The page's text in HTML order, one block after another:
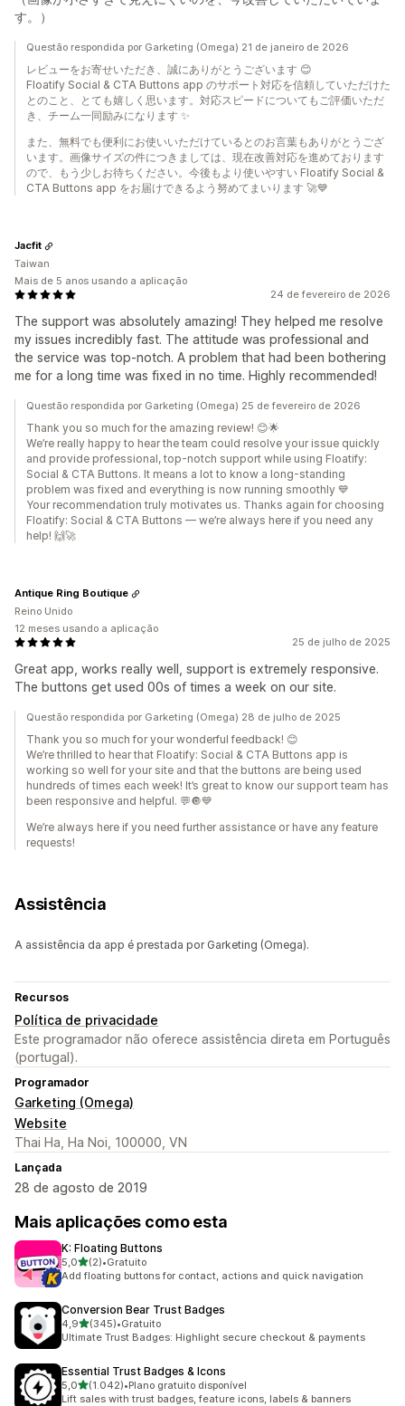
す。）
Questão respondida por Garketing (Omega) 21 de janeiro de 2026
レビューをお寄せいただき、誠にありがとうございます 😊
Floatify Social & CTA Buttons app のサポート対応を信頼していただけた
とのこと、とても嬉しく思います。対応スピードについてもご評価いただ
き、チーム一同励みになります ✨
また、無料でも便利にお使いいただけているとのお言葉もありがとうござ
います。画像サイズの件につきましては、現在改善対応を進めております
ので、もう少しお待ちください。今後もより使いやすい Floatify Social &
CTA Buttons app をお届けできるよう努めてまいります 🚀💙
24 de fevereiro de 2026
The support was absolutely amazing! They helped me resolve
my issues incredibly fast. The attitude was professional and
the service was top-notch. A problem that had been bothering
me for a long time was fixed in no time. Highly recommended!
Jacfit
Taiwan
Mais de 5 anos usando a aplicação
Questão respondida por Garketing (Omega) 25 de fevereiro de 2026
Thank you so much for the amazing review! 😊🌟
We’re really happy to hear the team could resolve your issue quickly
and provide professional, top-notch support while using Floatify:
Social & CTA Buttons. It means a lot to know a long-standing
problem was fixed and everything is now running smoothly 💙
Your recommendation truly motivates us. Thanks again for choosing
Floatify: Social & CTA Buttons — we’re always here if you need any
help! 🙌🚀
25 de julho de 2025
Great app, works really well, support is extremely responsive.
The buttons get used 00s of times a week on our site.
Antique Ring Boutique
Reino Unido
12 meses usando a aplicação
Questão respondida por Garketing (Omega) 28 de julho de 2025
Thank you so much for your wonderful feedback! 😊
We’re thrilled to hear that Floatify: Social & CTA Buttons app is
working so well for your site and that the buttons are being used
hundreds of times each week! It’s great to know our support team has
been responsive and helpful. 💬🔘💙
We’re always here if you need further assistance or have any feature
requests!
Assistência
A assistência da app é prestada por Garketing (Omega).
Recursos
Política de privacidade
Este programador não oferece assistência direta em Português
(portugal).
Programador
Garketing (Omega)
Website
Thai Ha, Ha Noi, 100000, VN
Lançada
28 de agosto de 2019
Mais aplicações como esta
K: Floating Buttons
5,0de 5 estrelas
(2)
2 total de avaliações
•Gratuito
Add floating buttons for contact, actions and quick navigation
Conversion Bear Trust Badges
4,9de 5 estrelas
(345)
345 total de avaliações
•Gratuito
Ultimate Trust Badges: Highlight secure checkout & payments
Essential Trust Badges & Icons
5,0de 5 estrelas
(1.042)
1042 total de avaliações
•Plano gratuito disponível
Lift sales with trust badges, feature icons, labels & banners